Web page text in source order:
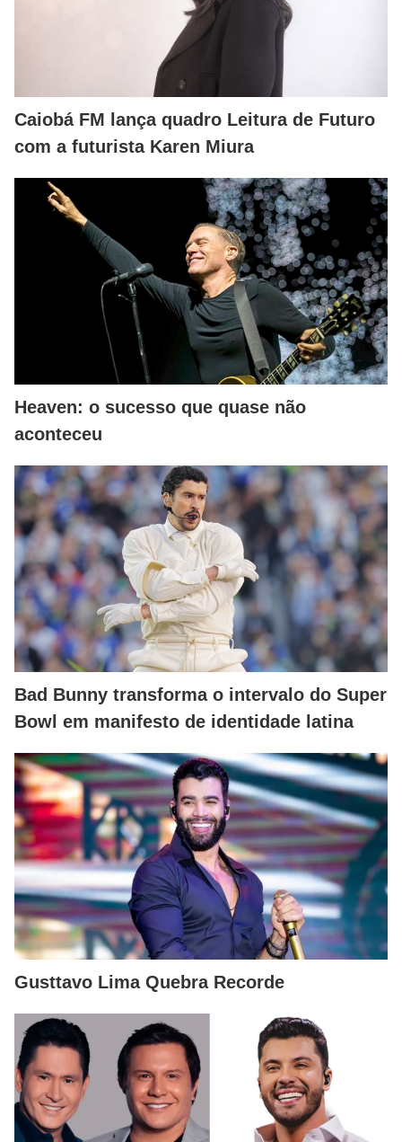
Caiobá FM lança quadro Leitura de Futuro
com a futurista Karen Miura
Heaven: o sucesso que quase não
aconteceu
Bad Bunny transforma o intervalo do Super
Bowl em manifesto de identidade latina
Gusttavo Lima Quebra Recorde